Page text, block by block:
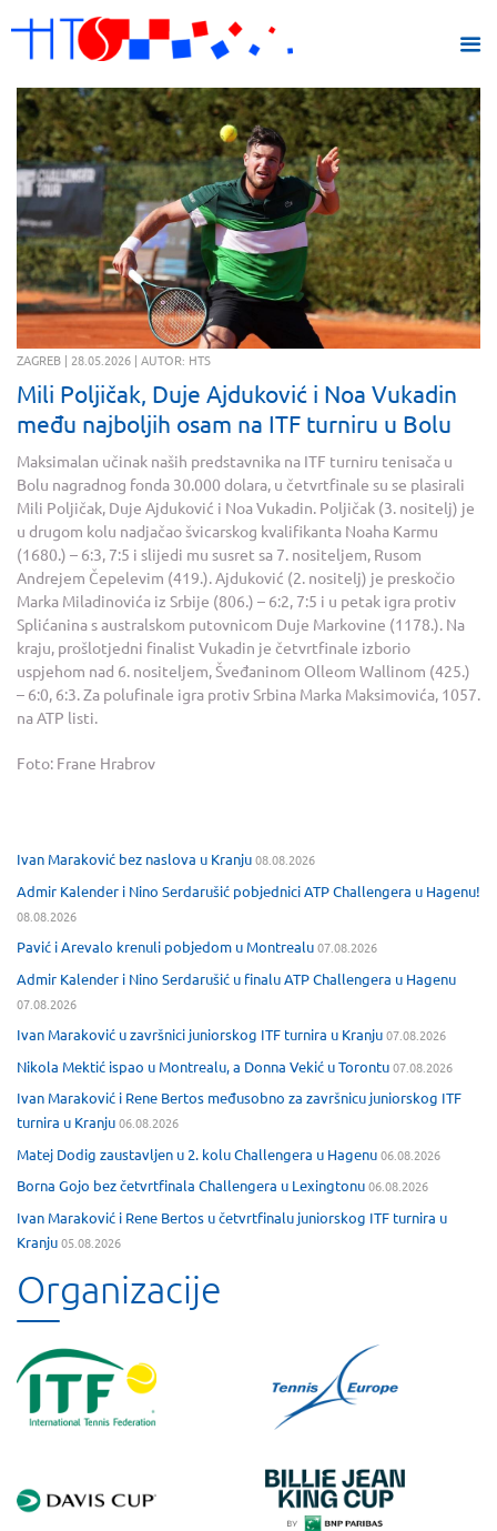
ZAGREB | 28.05.2026 | AUTOR: HTS
Mili Poljičak, Duje Ajduković i Noa Vukadin
među najboljih osam na ITF turniru u Bolu
Maksimalan učinak naših predstavnika na ITF turniru tenisača u
Bolu nagradnog fonda 30.000 dolara, u četvrtfinale su se plasirali
Mili Poljičak, Duje Ajduković i Noa Vukadin. Poljičak (3. nositelj) je
u drugom kolu nadjačao švicarskog kvalifikanta Noaha Karmu
(1680.) – 6:3, 7:5 i slijedi mu susret sa 7. nositeljem, Rusom
Andrejem Čepelevim (419.). Ajduković (2. nositelj) je preskočio
Marka Miladinovića iz Srbije (806.) – 6:2, 7:5 i u petak igra protiv
Splićanina s australskom putovnicom Duje Markovine (1178.). Na
kraju, prošlotjedni finalist Vukadin je četvrtfinale izborio
uspjehom nad 6. nositeljem, Šveđaninom Olleom Wallinom (425.)
– 6:0, 6:3. Za polufinale igra protiv Srbina Marka Maksimovića, 1057.
na ATP listi.
Foto: Frane Hrabrov
Ivan Maraković bez naslova u Kranju08.08.2026
Admir Kalender i Nino Serdarušić pobjednici ATP Challengera u Hagenu!
08.08.2026
Pavić i Arevalo krenuli pobjedom u Montrealu07.08.2026
Admir Kalender i Nino Serdarušić u finalu ATP Challengera u Hagenu
07.08.2026
Ivan Maraković u završnici juniorskog ITF turnira u Kranju07.08.2026
Nikola Mektić ispao u Montrealu, a Donna Vekić u Torontu07.08.2026
Ivan Maraković i Rene Bertos međusobno za završnicu juniorskog ITF
turnira u Kranju06.08.2026
Matej Dodig zaustavljen u 2. kolu Challengera u Hagenu06.08.2026
Borna Gojo bez četvrtfinala Challengera u Lexingtonu06.08.2026
Ivan Maraković i Rene Bertos u četvrtfinalu juniorskog ITF turnira u
Kranju05.08.2026
Organizacije